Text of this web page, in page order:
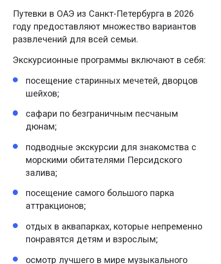
Путевки в ОАЭ из Санкт-Петербурга в 2026
году предоставляют множество вариантов
развлечений для всей семьи.
Экскурсионные программы включают в себя:
посещение старинных мечетей, дворцов
шейхов;
сафари по безграничным песчаным
дюнам;
подводные экскурсии для знакомства с
морскими обитателями Персидского
залива;
посещение самого большого парка
аттракционов;
отдых в аквапарках, которые непременно
понравятся детям и взрослым;
осмотр лучшего в мире музыкального